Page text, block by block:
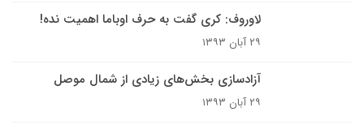
لاوروف: کری گفت به حرف اوباما اهمیت نده!
۲۹ آبان ۱۳۹۳
آزادسازی بخش‌های زیادی از شمال موصل
۲۹ آبان ۱۳۹۳